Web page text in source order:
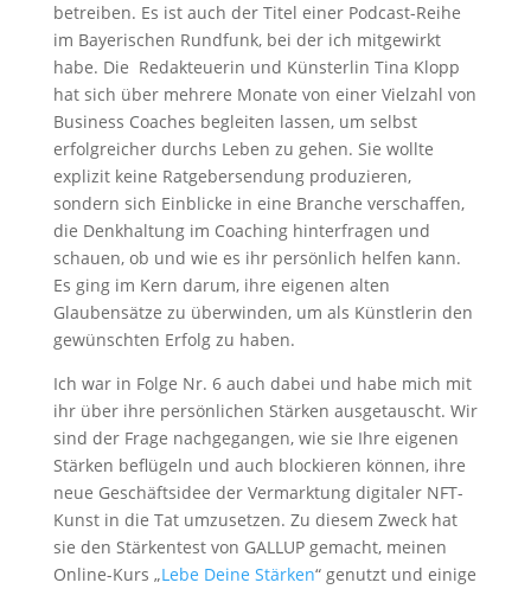
betreiben. Es ist auch der Titel einer Podcast-Reihe
im Bayerischen Rundfunk, bei der ich mitgewirkt
habe. Die Redakteuerin und Künsterlin Tina Klopp
hat sich über mehrere Monate von einer Vielzahl von
Business Coaches begleiten lassen, um selbst
erfolgreicher durchs Leben zu gehen. Sie wollte
explizit keine Ratgebersendung produzieren,
sondern sich Einblicke in eine Branche verschaffen,
die Denkhaltung im Coaching hinterfragen und
schauen, ob und wie es ihr persönlich helfen kann.
Es ging im Kern darum, ihre eigenen alten
Glaubensätze zu überwinden, um als Künstlerin den
gewünschten Erfolg zu haben.
Ich war in Folge Nr. 6 auch dabei und habe mich mit
ihr über ihre persönlichen Stärken ausgetauscht. Wir
sind der Frage nachgegangen, wie sie Ihre eigenen
Stärken beflügeln und auch blockieren können, ihre
neue Geschäftsidee der Vermarktung digitaler NFT-
Kunst in die Tat umzusetzen. Zu diesem Zweck hat
sie den Stärkentest von GALLUP gemacht, meinen
Online-Kurs „Lebe Deine Stärken“ genutzt und einige